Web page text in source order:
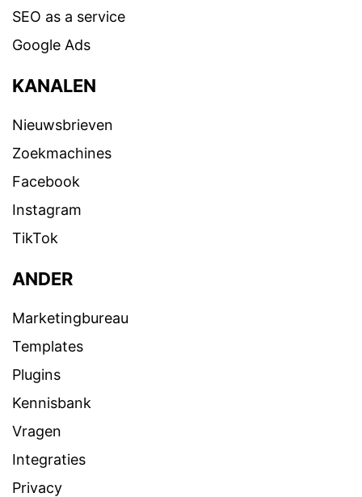
SEO as a service
Google Ads
KANALEN
Nieuwsbrieven
Zoekmachines
Facebook
Instagram
TikTok
ANDER
Marketingbureau
Templates
Plugins
Kennisbank
Vragen
Integraties
Privacy